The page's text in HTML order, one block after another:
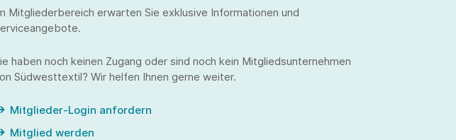
Mitgliederbereich erwarten Sie exklusive Informationen und
haben noch keinen Zugang oder sind noch kein Mitgliedsunternehmen
Südwesttextil? Wir helfen Ihnen gerne weiter.
Mitglieder-Login anfordern
Mitglied werden